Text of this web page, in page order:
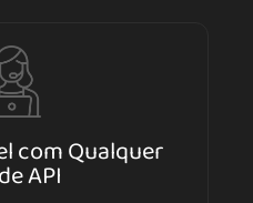
com Qualquer
API